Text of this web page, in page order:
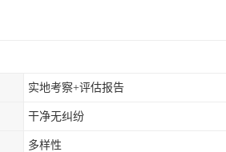
实地考察+评估报告
干净无纠纷
多样性